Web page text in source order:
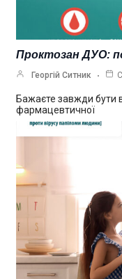
Проктозан ДУО:
Георгій Ситник
Бажаєте завжди бути
фармацевтичної